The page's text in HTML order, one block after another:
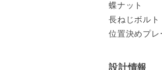
蝶ナット
長ねじボルト
位置決めプレ
設計情報